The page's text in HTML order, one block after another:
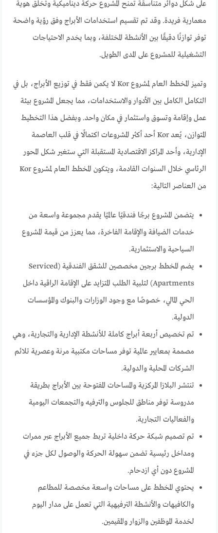
على شكل دوائر متناسقة تمنح المشروع حركة ديناميكية وتخلق هوية
معمارية فريدة. وقد تم تقسيم استخدامات الأبراج وفق رؤية واضحة
توفر توازنًا دقيقًا بين الأنشطة المختلفة، وبما يخدم الاحتياجات
التشغيلية للمشروع على المدى الطويل.
وتميز المخطط العام لمشروع Kor لا يكمن فقط في توزيع الأبراج، بل في
التكامل الكامل بين الأدوار والاستخدامات، مما يجعل المشروع بيئة
عمل وإقامة وتسوق واستثمار في مكان واحد. وبفضل هذا التخطيط
المتوازن، يُعد Kor أحد أكثر المشروعات اكتمالًا في قلب العاصمة
الإدارية، وأحد المراكز الاقتصادية المستقبلة التي ستغير شكل المحور
الرئاسي خلال السنوات القادمة، ويتكون المخطط العام لمشروع Kor
من العناصر التالية:
يتضمن المشروع برجًا فندقيًا عالميًا يقدم مجموعة واسعة من
خدمات الضيافة والإقامة الفاخرة، مما يعزز من قيمة المشروع
السياحية والاستثمارية.
يضم المخطط برجين مخصصين للشقق الفندقية (Serviced
Apartments) لتلبية الطلب المتزايد على الإقامة الراقية داخل
الحي المالي، خصوصًا مع وجود الوزارات والبنوك والمؤسسات
الدولية.
تم تخصيص أربعة أبراج كاملة للأنشطة الإدارية والتجارية، وهي
مصممة بمعايير عالمية توفر مساحات مكتبية مرنة وعصرية تلائم
الشركات المحلية والدولية.
تنتشر البلازا المركزية والمساحات المفتوحة بين الأبراج بطريقة
مدروسة توفر مناطق للجلوس والترفيه والتجمعات اليومية
والفعاليات التجارية.
تم تصميم شبكة حركة داخلية تربط جميع الأبراج عبر ممرات
ومداخل رئيسية تضمن سهولة الحركة والوصول لكل جزء في
المشروع دون أي ازدحام.
يحتوي المخطط على مساحات واسعة مخصصة للمطاعم
والكافيهات والأنشطة الترفيهية التي تعمل على مدار اليوم
لخدمة الموظفين والزوار والمقيمين.